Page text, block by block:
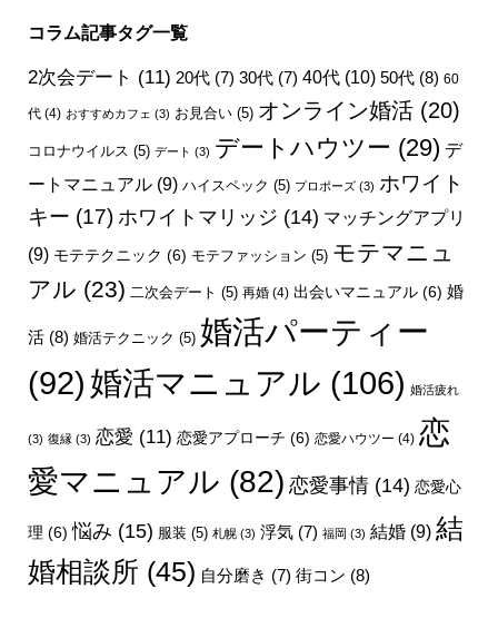
コラム記事タグ一覧
2次会デート (11) 20代(7) 30代(7) 40代(10) 50代(8) 60
代(4) おすすめカフェ (3) お見合い(5) オンライン婚活(20)
コロナウイルス (5) デート (3) デートハウツー (29) デ
ートマニュアル(9) ハイスペック (5) プロポーズ(3) ホワイト
キー (17) ホワイトマリッジ (14) マッチングアプリ
(9) モテテクニック (6) モテファッション (5) モテマニュ
アル (23) 二次会デート (5) 再婚(4) 出会いマニュアル(6) 婚
活(8) 婚活テクニック (5) 婚活パーティー
(92) 婚活マニュアル (106) 婚活疲れ
(3) 復縁(3) 恋愛 (11) 恋愛アプローチ (6) 恋愛ハウツー (4) 恋
愛マニュアル (82) 恋愛事情(14) 恋愛心
理 (6) 悩み (15) 服装 (5) 札幌(3) 浮気(7) 福岡 (3) 結婚(9) 結
婚相談所 (45) 自分磨き (7) 街コン (8)